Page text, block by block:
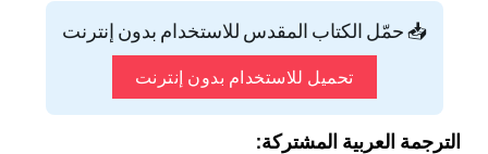
📥 حمّل الكتاب المقدس للاستخدام بدون إنترنت
تحميل للاستخدام بدون إنترنت
الترجمة العربية المشتركة: